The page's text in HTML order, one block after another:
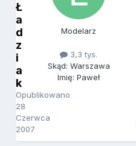
Ł
a
d
z
i
a
k
Opublikowano
28
Czerwca
2007
Modelarz
3,3 tys.
Skąd: Warszawa
Imię: Paweł